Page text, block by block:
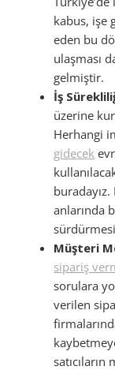
kabus, işe
eden bu
ulaşması
gelmiştir.
İş
üzerine
Herhangi
gidecek
anlarında
Müşteri
sipariş
sorulara
verilen